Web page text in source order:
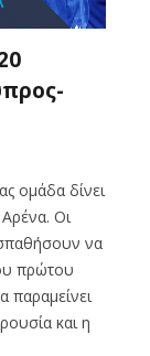
ομάδα δίνει
Οι
να
πρώτου
παραμείνει
και η